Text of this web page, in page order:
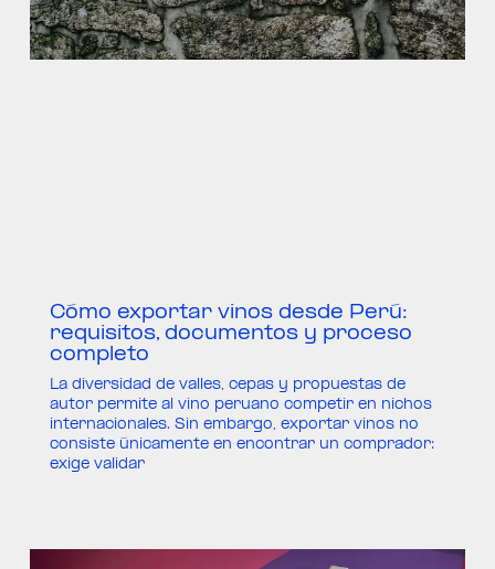
Cómo exportar vinos desde Perú:
requisitos, documentos y proceso
completo
La diversidad de valles, cepas y propuestas de
autor permite al vino peruano competir en nichos
internacionales. Sin embargo, exportar vinos no
consiste únicamente en encontrar un comprador:
exige validar